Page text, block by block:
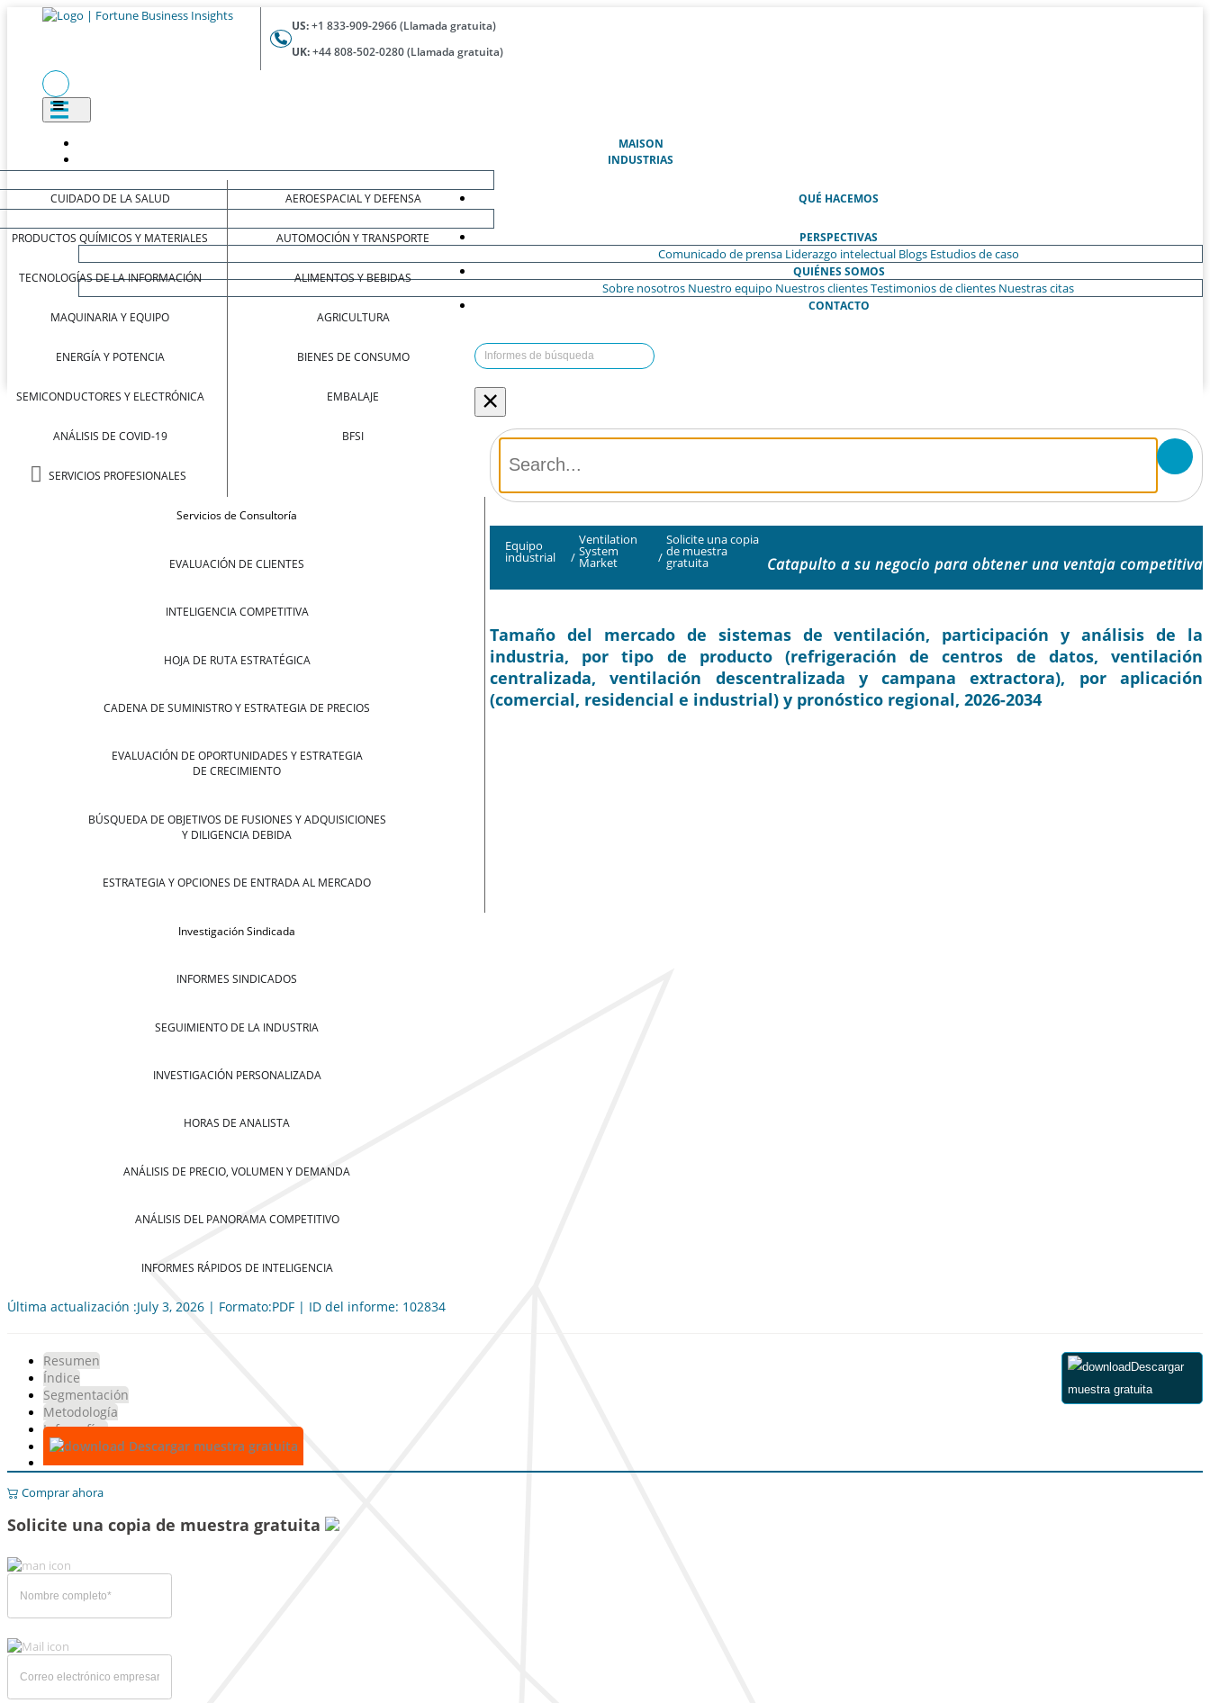
US:+1 833-909-2966 (Llamada gratuita)
UK:+44 808-502-0280 (Llamada gratuita)
MAISON(ACTUAL)
INDUSTRIAS
CUIDADO DE LA SALUD
PRODUCTOS QUÍMICOS Y MATERIALES
TECNOLOGÍAS DE LA INFORMACIÓN
MAQUINARIA Y EQUIPO
ENERGÍA Y POTENCIA
SEMICONDUCTORES Y ELECTRÓNICA
ANÁLISIS DE COVID-19
SERVICIOS PROFESIONALES
AEROESPACIAL Y DEFENSA
AUTOMOCIÓN Y TRANSPORTE
ALIMENTOS Y BEBIDAS
AGRICULTURA
BIENES DE CONSUMO
EMBALAJE
BFSI
QUÉ HACEMOS
Servicios de Consultoría
EVALUACIÓN DE CLIENTES
INTELIGENCIA COMPETITIVA
HOJA DE RUTA ESTRATÉGICA
CADENA DE SUMINISTRO Y ESTRATEGIA DE PRECIOS
EVALUACIÓN DE OPORTUNIDADES Y ESTRATEGIA
DE CRECIMIENTO
BÚSQUEDA DE OBJETIVOS DE FUSIONES Y ADQUISICIONES
Y DILIGENCIA DEBIDA
ESTRATEGIA Y OPCIONES DE ENTRADA AL MERCADO
Investigación Sindicada
INFORMES SINDICADOS
SEGUIMIENTO DE LA INDUSTRIA
INVESTIGACIÓN PERSONALIZADA
HORAS DE ANALISTA
ANÁLISIS DE PRECIO, VOLUMEN Y DEMANDA
ANÁLISIS DEL PANORAMA COMPETITIVO
INFORMES RÁPIDOS DE INTELIGENCIA
PERSPECTIVAS
Comunicado de prensa Liderazgo intelectual Blogs Estudios de caso
QUIÉNES SOMOS
Sobre nosotros Nuestro equipo Nuestros clientesTestimonios de clientes Nuestras citas
CONTACTO
×
Equipo
industrial /
Ventilation
System
Market /
Solicite una copia
de muestra
gratuita Catapulto a su negocio para obtener una ventaja competitiva
Tamaño del mercado de sistemas de ventilación, participación y análisis de la
industria, por tipo de producto (refrigeración de centros de datos, ventilación
centralizada, ventilación descentralizada y campana extractora), por aplicación
(comercial, residencial e industrial) y pronóstico regional, 2026-2034
Última actualización :July 3, 2026 | Formato:PDF | ID del informe: 102834
Resumen
Índice
Segmentación
Metodología
Infografías
Descargar muestra gratuita
Descargar
muestra gratuita
Comprar ahora
Solicite una copia de muestra gratuita